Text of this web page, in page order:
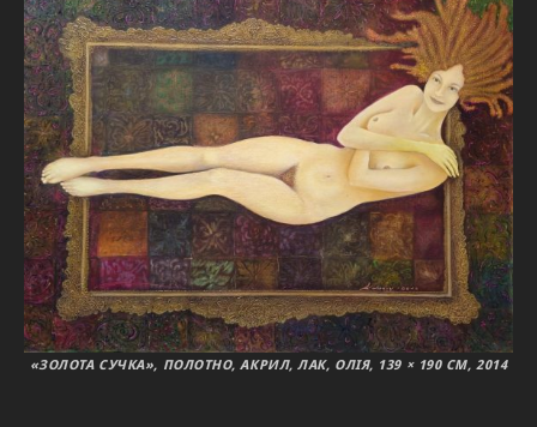
«ЗОЛОТА СУЧКА», ПОЛОТНО, АКРИЛ, ЛАК, ОЛІЯ, 139 × 190 СМ, 2014